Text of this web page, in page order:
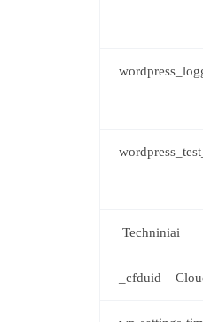
Techniniai
_cfduid –